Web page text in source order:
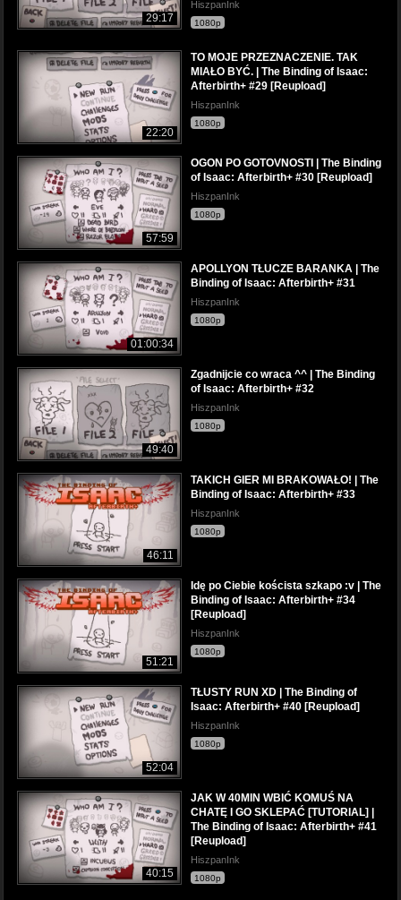
29:17
HiszpanInk
1080p
22:20
TO MOJE PRZEZNACZENIE. TAK
MIAŁO BYĆ. | The Binding of Isaac:
Afterbirth+ #29 [Reupload]
HiszpanInk
1080p
57:59
OGON PO GOTOVNOSTI | The Binding
of Isaac: Afterbirth+ #30 [Reupload]
HiszpanInk
1080p
01:00:34
APOLLYON TŁUCZE BARANKA | The
Binding of Isaac: Afterbirth+ #31
HiszpanInk
1080p
49:40
Zgadnijcie co wraca ^^ | The Binding
of Isaac: Afterbirth+ #32
HiszpanInk
1080p
46:11
TAKICH GIER MI BRAKOWAŁO! | The
Binding of Isaac: Afterbirth+ #33
HiszpanInk
1080p
51:21
Idę po Ciebie koścista szkapo :v | The
Binding of Isaac: Afterbirth+ #34
[Reupload]
HiszpanInk
1080p
52:04
TŁUSTY RUN XD | The Binding of
Isaac: Afterbirth+ #40 [Reupload]
HiszpanInk
1080p
40:15
JAK W 40MIN WBIĆ KOMUŚ NA
CHATĘ I GO SKLEPAĆ [TUTORIAL] |
The Binding of Isaac: Afterbirth+ #41
[Reupload]
HiszpanInk
1080p